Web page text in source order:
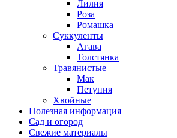
Лилия
Роза
Ромашка
Суккуленты
Агава
Толстянка
Травянистые
Мак
Петуния
Хвойные
Полезная информация
Сад и огород
Свежие материалы